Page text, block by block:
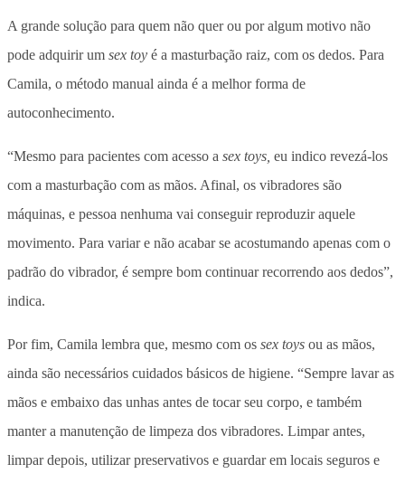
A grande solução para quem não quer ou por algum motivo não
pode adquirir um sex toy é a masturbação raiz, com os dedos. Para
Camila, o método manual ainda é a melhor forma de
autoconhecimento.
“Mesmo para pacientes com acesso a sex toys, eu indico revezá-los
com a masturbação com as mãos. Afinal, os vibradores são
máquinas, e pessoa nenhuma vai conseguir reproduzir aquele
movimento. Para variar e não acabar se acostumando apenas com o
padrão do vibrador, é sempre bom continuar recorrendo aos dedos”,
indica.
Por fim, Camila lembra que, mesmo com os sex toys ou as mãos,
ainda são necessários cuidados básicos de higiene. “Sempre lavar as
mãos e embaixo das unhas antes de tocar seu corpo, e também
manter a manutenção de limpeza dos vibradores. Limpar antes,
limpar depois, utilizar preservativos e guardar em locais seguros e